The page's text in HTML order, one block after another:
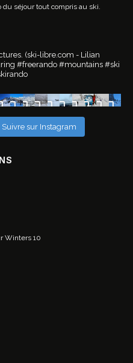
du séjour tout compris au ski.
(ski-libre.com - Lilian
#freerando #mountains #ski
Suivre sur Instagram
Winters 10